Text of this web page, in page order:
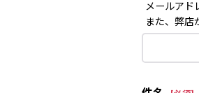
メールアド
また、弊店